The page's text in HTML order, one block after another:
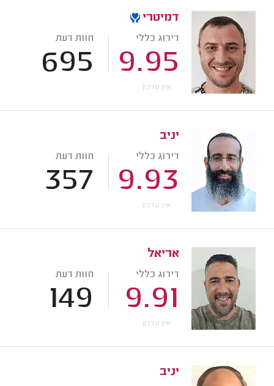
דמיטרי
דירוג כללי
9.95
חוות דעת
695
אין עדכון
יניב
דירוג כללי
9.93
חוות דעת
357
אין עדכון
אריאל
דירוג כללי
9.91
חוות דעת
149
אין עדכון
יניב